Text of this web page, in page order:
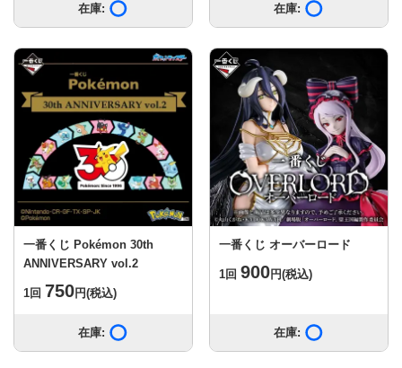
在庫: 在庫:
一番くじ Pokémon 30th
ANNIVERSARY vol.2
1回 750円(税込)
在庫:
一番くじ オーバーロード
1回 900円(税込)
在庫: